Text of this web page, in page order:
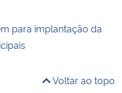
para implantação da
Voltar ao topo